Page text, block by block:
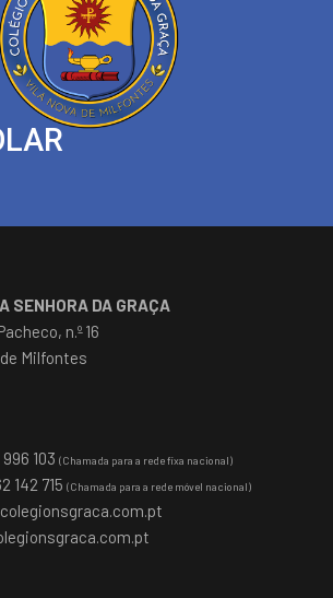
SENHORA DA GRAÇA
n.º 16
Milfontes
103 (Chamada para a rede fixa nacional)
142 715 (Chamada para a rede móvel nacional)